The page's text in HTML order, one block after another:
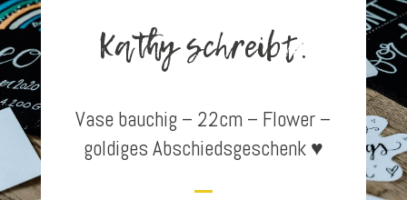
Kathy schreibt.
Vase bauchig – 22cm – Flower –
goldiges Abschiedsgeschenk ♥